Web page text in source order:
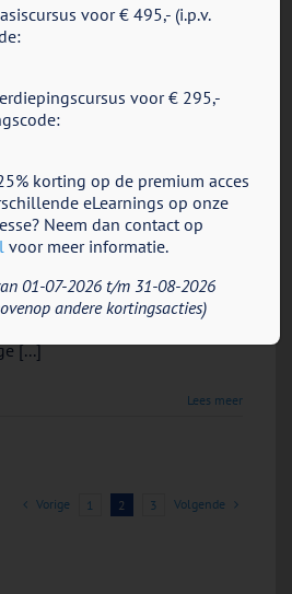
Het integratieve
uitgeschakeldvoor
Het
integratieve
DNA-
V
model
door Sien Verbeeck, docent
vind aan DNA-V, is dat het zo
is." Deze opmerking kreeg ik
dag van de
afronde in Den Bosch en het
on. DNA-V kijkt naar de
[...]
Lees meer
Vorige 1 2 3 Volgende
voor € 495,- (i.p.v.
voor € 295,-
korting op de premium acces
eLearnings op onze
Neem dan contact op
voor meer informatie.
01-07-2026 t/m 31-08-2026
andere kortingsacties)